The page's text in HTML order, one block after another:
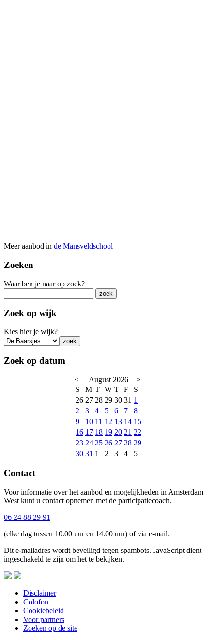
Meer aanbod in de Mansveldschool
Zoeken
Waar ben je naar op zoek?
Zoek op wijk
Kies hier je wijk?
Zoek op datum
< August 2026
>
S
M T W T F
S
26 27 28 29 30 31 1
2
3 4 5 6 7
8
9
10 11 12 13 14 15
16 17 18 19 20 21 22
23 24 25 26 27 28 29
30 31 1 2 3 4 5
Contact
Voor informatie over het aanbod en mogelijkheden in Amsterdam
West kunt u contact opnemen met de participatiecoach.
06 24 88 29 91
(elke dag tussen 10.00 uur en 14.00 uur) of via e-mail:
Dit e-mailadres wordt beveiligd tegen spambots. JavaScript dient
ingeschakeld te zijn om het te bekijken.
Disclaimer
Colofon
Cookiebeleid
Voor partners
Zoeken op de site